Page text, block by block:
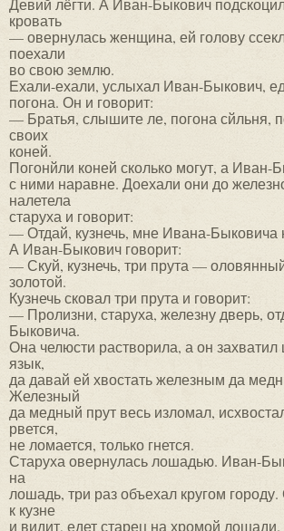
Девий лёгти. А Иван-Быкович
кровать
— овернулась женщина, ей голову
поехали
во свою землю.
Ехали-ехали, услыхал Иван-Быкович,
погона. Он и говорит:
— Братья, слышите ле, погона сйльня,
своих
коней.
Погонйли коней сколько могут, а Иван-
с ними наравне. Доехали они до
налетела
старуха и говорит:
— Отдай, кузнечь, мне Ивана-Быковича
А Иван-Быкович говорит:
— Скуй, кузнечь, три прута —
золотой.
Кузнечь сковал три прута и говорит:
— Пролизни, старуха, железну дверь,
Быковича.
Она челюсти растворила, а он
язык,
да давай ей хвостать железным да
Железный
да медный прут весь изломал,
рвется,
не ломается, только гнется.
Старуха овернулась лошадью. Иван-
на
лошадь, три раз объехал кругом
к кузне
и видит, едет старец на хромой лошади.